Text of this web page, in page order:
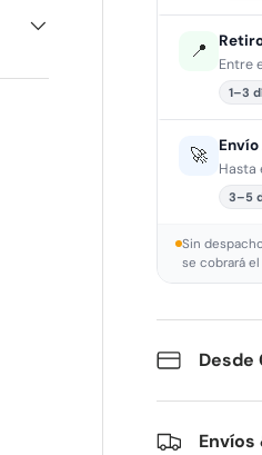
📍
Entre
1–3
🚀
Hasta
3–5
Sin
se cobrará
Desde